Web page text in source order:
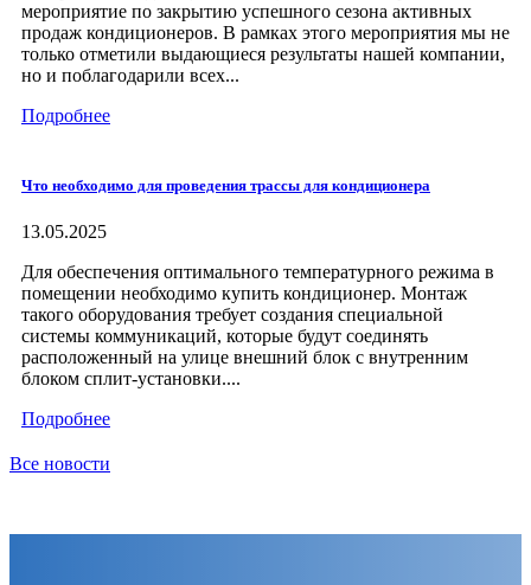
мероприятие по закрытию успешного сезона активных
продаж кондиционеров. В рамках этого мероприятия мы не
только отметили выдающиеся результаты нашей компании,
но и поблагодарили всех...
Подробнее
Что необходимо для проведения трассы для кондиционера
13.05.2025
Для обеспечения оптимального температурного режима в
помещении необходимо купить кондиционер. Монтаж
такого оборудования требует создания специальной
системы коммуникаций, которые будут соединять
расположенный на улице внешний блок с внутренним
блоком сплит-установки....
Подробнее
Все новости